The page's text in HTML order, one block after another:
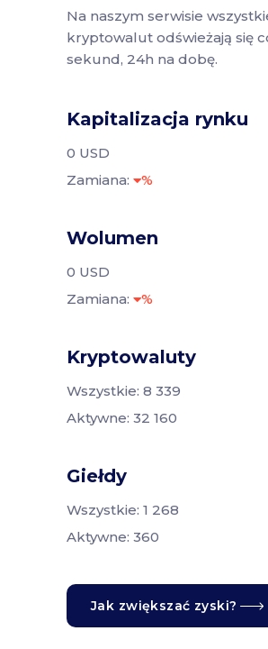
Na naszym serwisie
kryptowalut odświeżają się
sekund, 24h na dobę.
Kapitalizacja rynku
0 USD
Zamiana:
%
Wolumen
0 USD
Zamiana:
%
Kryptowaluty
Wszystkie: 8 339
Aktywne: 32 160
Giełdy
Wszystkie: 1 268
Aktywne: 360
Jak zwiększać zyski?